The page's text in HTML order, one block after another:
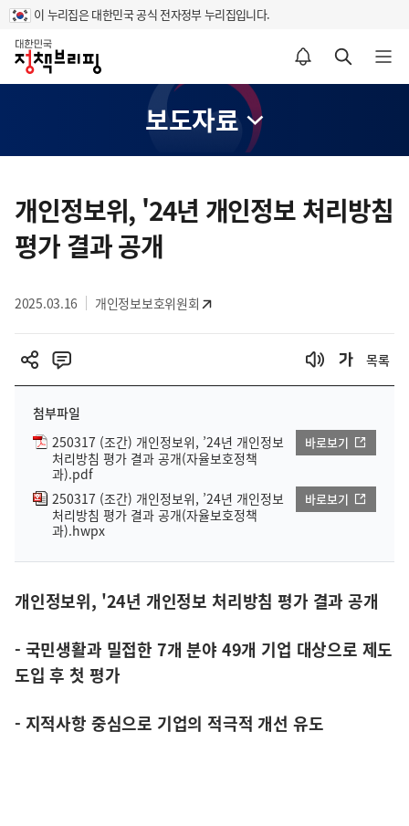
이 누리집은 대한민국 공식 전자정부 누리집입니다.
홈
알림설정 바로가기 검색 바로가기 메뉴 열기
보도자료
텐
츠
영
개인정보위, '24년 개인정보 처리방침
평가 결과 공개
2025.03.16 개인정보보호위원회
목록
첨부파일
250317 (조간) 개인정보위, ’24년 개인정보
처리방침 평가 결과 공개(자율보호정책
과).pdf
바로보기
250317 (조간) 개인정보위, ’24년 개인정보
처리방침 평가 결과 공개(자율보호정책
과).hwpx
바로보기
개인정보위, '24년 개인정보 처리방침 평가 결과 공개
- 국민생활과 밀접한 7개 분야 49개 기업 대상으로 제도
도입 후 첫 평가
- 지적사항 중심으로 기업의 적극적 개선 유도